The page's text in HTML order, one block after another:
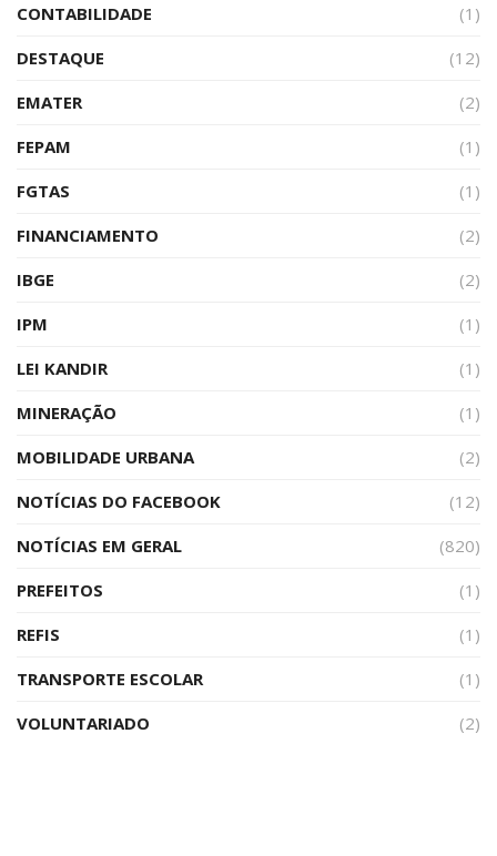
CONTABILIDADE
(1)
DESTAQUE
(12)
EMATER
(2)
FEPAM
(1)
FGTAS
(1)
FINANCIAMENTO
(2)
IBGE
(2)
IPM
(1)
LEI KANDIR
(1)
MINERAÇÃO
(1)
MOBILIDADE URBANA
(2)
NOTÍCIAS DO FACEBOOK
(12)
NOTÍCIAS EM GERAL
(820)
PREFEITOS
(1)
REFIS
(1)
TRANSPORTE ESCOLAR
(1)
VOLUNTARIADO
(2)